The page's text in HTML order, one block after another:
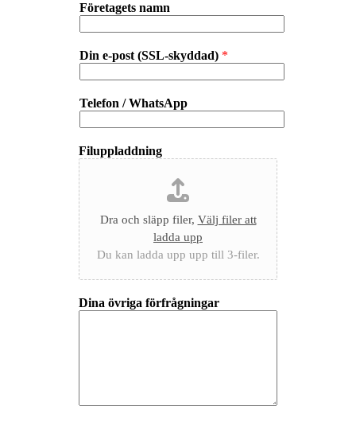
Företagets namn
Din e-post (SSL-skyddad) *
Telefon / WhatsApp
Filuppladdning
Dra och släpp filer, Välj filer att
ladda upp
Du kan ladda upp upp till 3-filer.
Dina övriga förfrågningar